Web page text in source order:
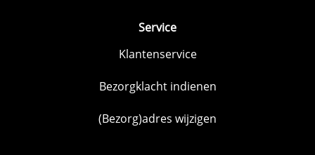
Service
Klantenservice
Bezorgklacht indienen
(Bezorg)adres wijzigen